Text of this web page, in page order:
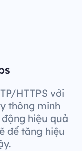
HTTPS với
thông minh
hiệu quả
để tăng hiệu